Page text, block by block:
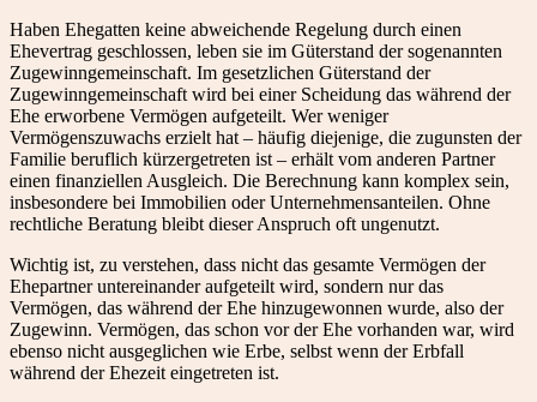
Haben Ehegatten keine abweichende Regelung durch einen
Ehevertrag geschlossen, leben sie im Güterstand der sogenannten
Zugewinngemeinschaft. Im gesetzlichen Güterstand der
Zugewinngemeinschaft wird bei einer Scheidung das während der
Ehe erworbene Vermögen aufgeteilt. Wer weniger
Vermögenszuwachs erzielt hat – häufig diejenige, die zugunsten der
Familie beruflich kürzergetreten ist – erhält vom anderen Partner
einen finanziellen Ausgleich. Die Berechnung kann komplex sein,
insbesondere bei Immobilien oder Unternehmensanteilen. Ohne
rechtliche Beratung bleibt dieser Anspruch oft ungenutzt.
Wichtig ist, zu verstehen, dass nicht das gesamte Vermögen der
Ehepartner untereinander aufgeteilt wird, sondern nur das
Vermögen, das während der Ehe hinzugewonnen wurde, also der
Zugewinn. Vermögen, das schon vor der Ehe vorhanden war, wird
ebenso nicht ausgeglichen wie Erbe, selbst wenn der Erbfall
während der Ehezeit eingetreten ist.